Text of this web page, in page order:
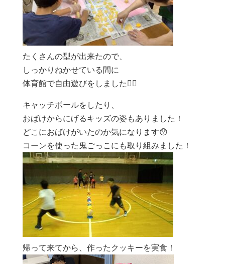
たくさんの型が出来たので、
しっかりねかせている間に
体育館で自由遊びをしました🏃‍♂️
キャッチボールをしたり、
おばけからにげるキッズの姿もありました！
どこにおばけがいたのか気になります😯
コーンを使った鬼ごっこにも取り組みました！
帰って来てから、作ったクッキーを実食！